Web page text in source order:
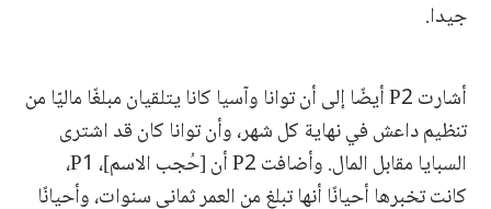
جيدا.
أشارت P2 أيضًا إلى أن توانا وآسيا كانا يتلقيان مبلغًا ماليّا من
تنظيم داعش في نهاية كل شهر، وأن توانا كان قد اشترى
السبايا مقابل المال. وأضافت P2 أن [حُجب الاسم]، P1،
كانت تخبرها أحيانًا أنها تبلغ من العمر ثماني سنوات، وأحيانًا